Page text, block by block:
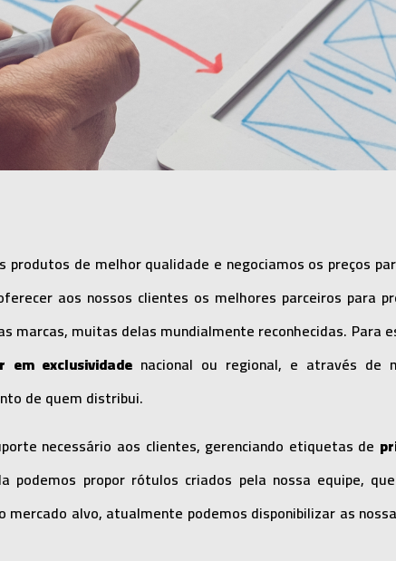
de melhor qualidade e negociamos os preços
aos nossos clientes os melhores parceiros para
marcas, muitas delas mundialmente reconhecidas. Para
em exclusividadenacional ou regional, e através de
de quem distribui.
necessário aos clientes, gerenciando etiquetas de
propor rótulos criados pela nossa equipe,
alvo, atualmente podemos disponibilizar as